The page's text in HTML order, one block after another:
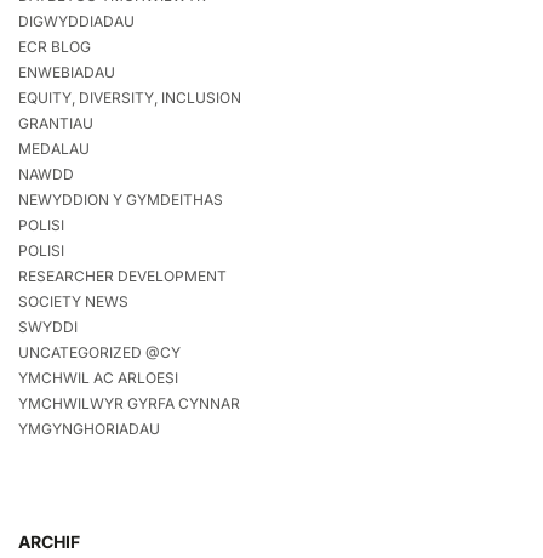
DIGWYDDIADAU
ECR BLOG
ENWEBIADAU
EQUITY, DIVERSITY, INCLUSION
GRANTIAU
MEDALAU
NAWDD
NEWYDDION Y GYMDEITHAS
POLISI
POLISI
RESEARCHER DEVELOPMENT
SOCIETY NEWS
SWYDDI
UNCATEGORIZED @CY
YMCHWIL AC ARLOESI
YMCHWILWYR GYRFA CYNNAR
YMGYNGHORIADAU
ARCHIF